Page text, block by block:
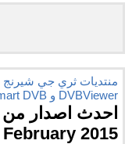
منتديات ثري جي شيرنج
DVBViewer و Smart DVB
February 2015